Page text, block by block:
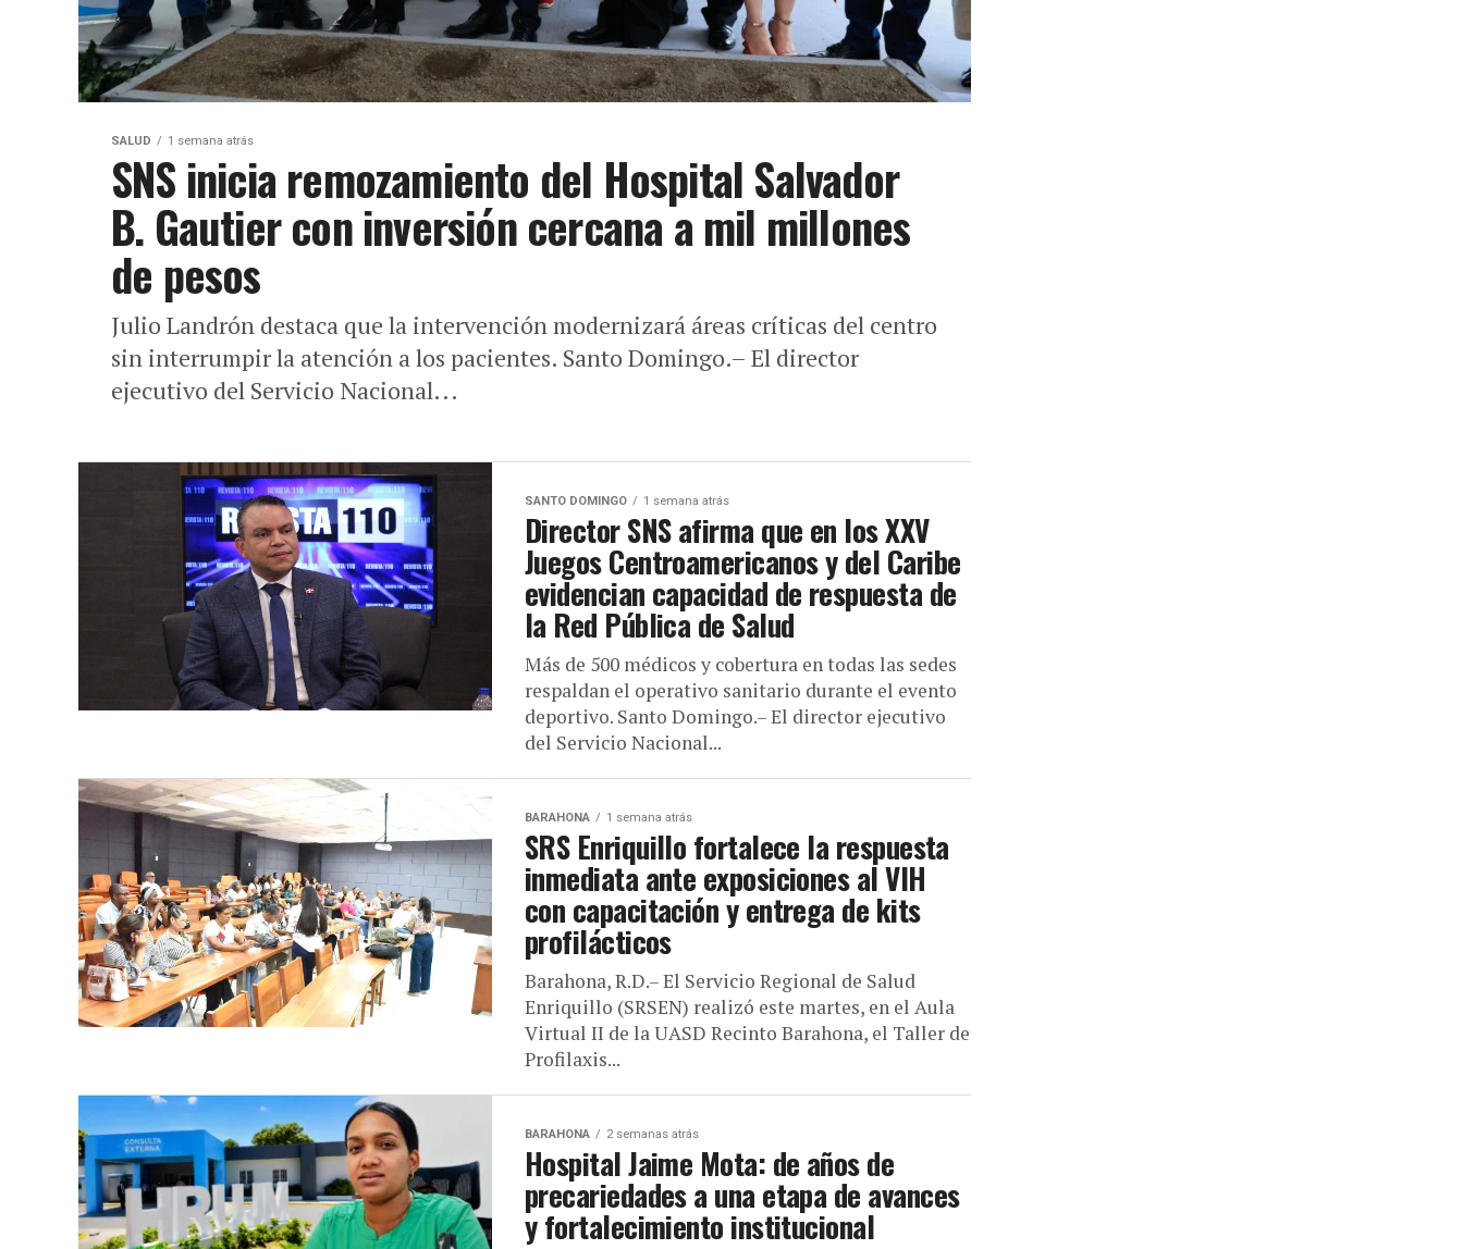
SALUD 1 semana atrás
SNS inicia remozamiento del Hospital Salvador
B. Gautier con inversión cercana a mil millones
de pesos
Julio Landrón destaca que la intervención modernizará áreas críticas del centro
sin interrumpir la atención a los pacientes. Santo Domingo.– El director
ejecutivo del Servicio Nacional...
SANTO DOMINGO 1 semana atrás
Director SNS afirma que en los XXV
Juegos Centroamericanos y del Caribe
evidencian capacidad de respuesta de
la Red Pública de Salud
Más de 500 médicos y cobertura en todas las sedes
respaldan el operativo sanitario durante el evento
deportivo. Santo Domingo.– El director ejecutivo
del Servicio Nacional...
BARAHONA 1 semana atrás
SRS Enriquillo fortalece la respuesta
inmediata ante exposiciones al VIH
con capacitación y entrega de kits
profilácticos
Barahona, R.D.– El Servicio Regional de Salud
Enriquillo (SRSEN) realizó este martes, en el Aula
Virtual II de la UASD Recinto Barahona, el Taller de
Profilaxis...
BARAHONA 2 semanas atrás
Hospital Jaime Mota: de años de
precariedades a una etapa de avances
y fortalecimiento institucional